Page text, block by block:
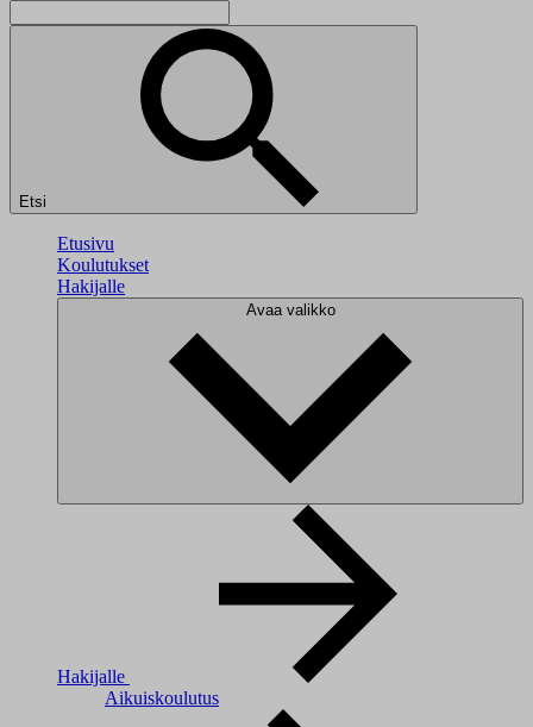
Etsi
Etusivu
Koulutukset
Hakijalle
Avaa valikko
Hakijalle
Aikuiskoulutus